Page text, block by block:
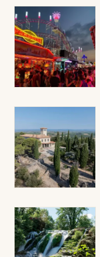
Sports
Soirées
Sorties famille
Aquatique
Aquatique
Newsletter des
Paris
Strasbourg
Toulouse
Toutes les villes